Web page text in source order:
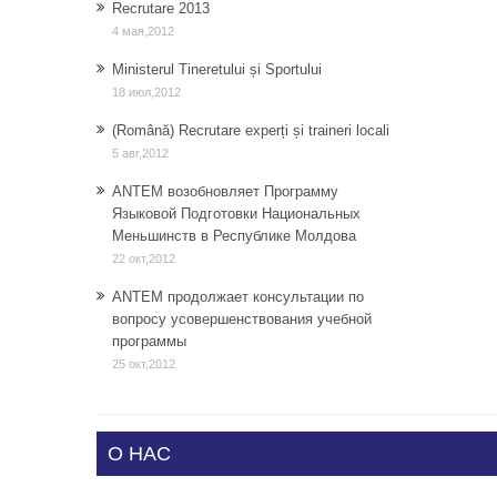
Recrutare 2013
4 мая,2012
Ministerul Tineretului și Sportului
18 июл,2012
(Română) Recrutare experți și traineri locali
5 авг,2012
ANTEM возобновляет Программу
Языковой Подготовки Национальных
Меньшинств в Республике Молдова
22 окт,2012
ANTEM продолжает консультации по
вопросу усовершенствования учебной
программы
25 окт,2012
О НАС